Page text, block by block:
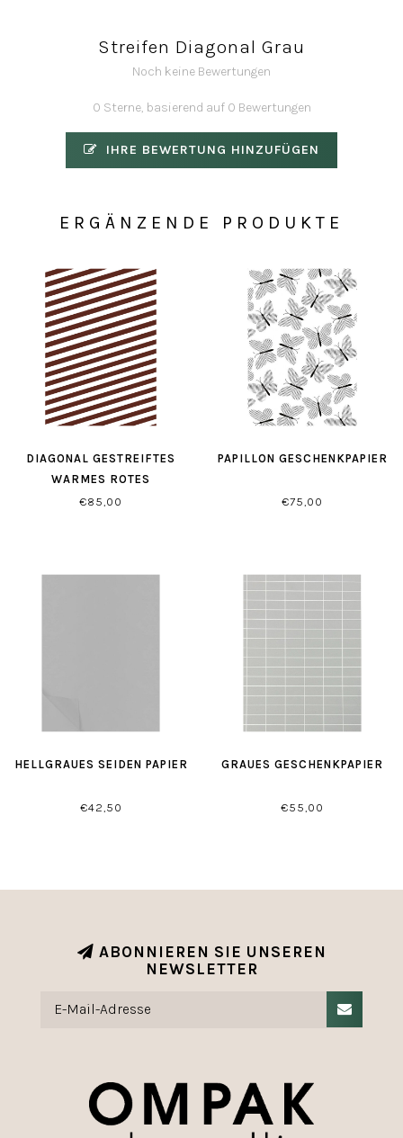
Streifen Diagonal Grau
Noch keine Bewertungen
0 Sterne, basierend auf 0 Bewertungen
IHRE BEWERTUNG HINZUFÜGEN
ERGÄNZENDE PRODUKTE
DIAGONAL GESTREIFTES
WARMES ROTES
GESCHENKPAPIER
€85,00
PAPILLON GESCHENKPAPIER
€75,00
HELLGRAUES SEIDEN PAPIER
€42,50
GRAUES GESCHENKPAPIER
€55,00
ABONNIEREN SIE UNSEREN
NEWSLETTER